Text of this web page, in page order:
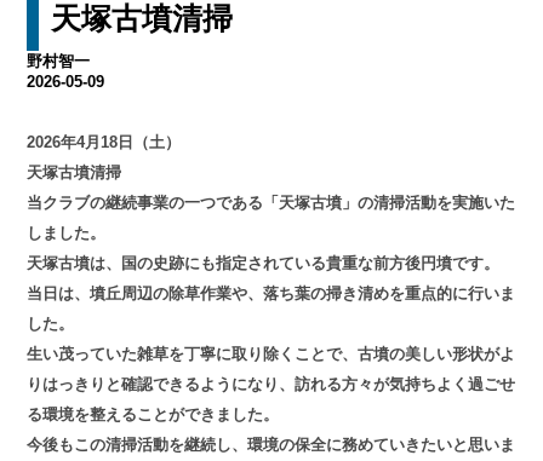
天塚古墳清掃
野村智一
2026-05-09
2026年4月18日（土）
天塚古墳清掃
当クラブの継続事業の一つである「天塚古墳」の清掃活動を実施いた
しました。
天塚古墳は、国の史跡にも指定されている貴重な前方後円墳です。
当日は、墳丘周辺の除草作業や、落ち葉の掃き清めを重点的に行いま
した。
生い茂っていた雑草を丁寧に取り除くことで、古墳の美しい形状がよ
りはっきりと確認できるようになり、訪れる方々が気持ちよく過ごせ
る環境を整えることができました。
今後もこの清掃活動を継続し、環境の保全に務めていきたいと思いま